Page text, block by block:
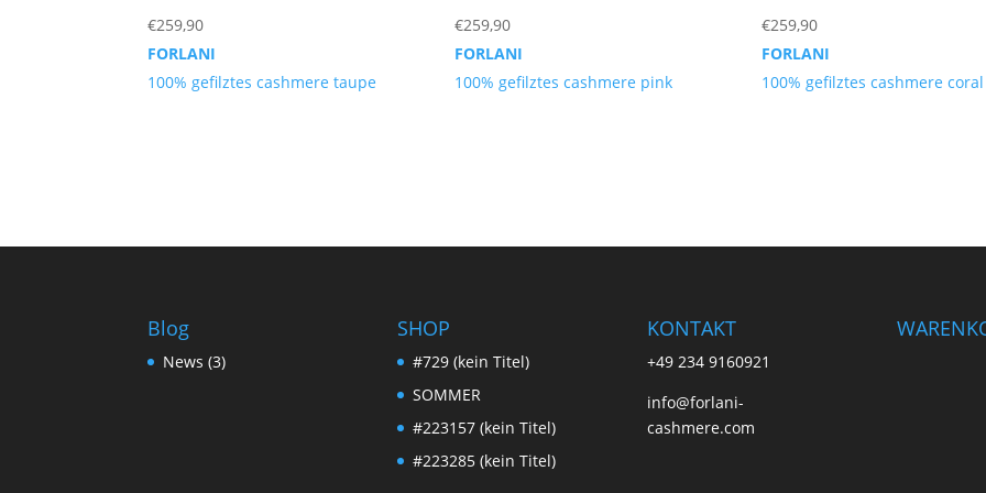
€259,90
FORLANI
100% gefilztes cashmere taupe
€259,90
FORLANI
100% gefilztes cashmere pink
€259,90
FORLANI
100% gefilztes cashmere coral
Blog
News (3)
SHOP
#729 (kein Titel)
SOMMER
#223157 (kein Titel)
#223285 (kein Titel)
KONTAKT
+49 234 9160921
info@forlani-
cashmere.com